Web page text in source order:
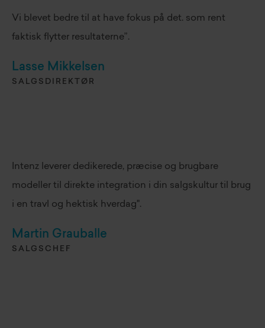
Vi blevet bedre til at have fokus på det. som rent
faktisk flytter resultaterne”.
Lasse Mikkelsen
SALGSDIREKTØR
Intenz leverer dedikerede, præcise og brugbare
modeller til direkte integration i din salgskultur til brug
i en travl og hektisk hverdag".
Martin Grauballe
SALGSCHEF